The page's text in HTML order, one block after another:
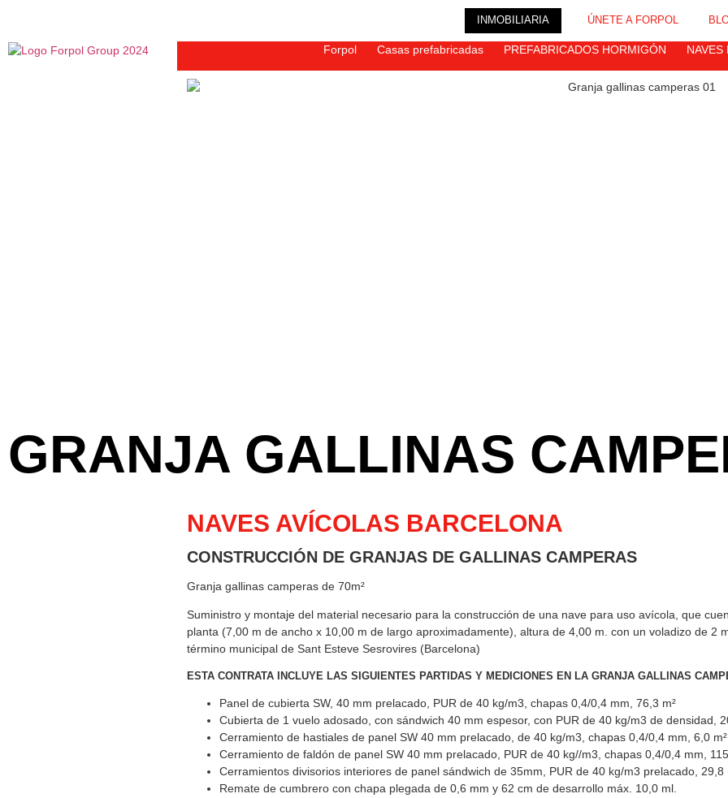
INMOBILIARIA ÚNETE A FORPOL
Forpol Casas prefabricadas PREFABRICADOS HORMIGÓN NAVES
GRANJA GALLINAS
NAVES AVÍCOLAS BARCELONA
CONSTRUCCIÓN DE GRANJAS DE GALLINAS CAMPERAS
Granja gallinas camperas de 70m²
Suministro y montaje del material necesario para la construcción de una nave para uso avícola, que
planta (7,00 m de ancho x 10,00 m de largo aproximadamente), altura de 4,00 m. con un voladizo de 2
término municipal de Sant Esteve Sesrovires (Barcelona)
ESTA CONTRATA INCLUYE LAS SIGUIENTES PARTIDAS Y MEDICIONES EN LA GRANJA GALLINAS
Panel de cubierta SW, 40 mm prelacado, PUR de 40 kg/m3, chapas 0,4/0,4 mm, 76,3 m²
Cubierta de 1 vuelo adosado, con sándwich 40 mm espesor, con PUR de 40 kg/m3 de densidad,
Cerramiento de hastiales de panel SW 40 mm prelacado, de 40 kg/m3, chapas 0,4/0,4 mm, 6,0
Cerramiento de faldón de panel SW 40 mm prelacado, PUR de 40 kg//m3, chapas 0,4/0,4 mm,
Cerramientos divisorios interiores de panel sándwich de 35mm, PUR de 40 kg/m3 prelacado, 29,8
Remate de cumbrero con chapa plegada de 0,6 mm y 62 cm de desarrollo máx. 10,0 ml.